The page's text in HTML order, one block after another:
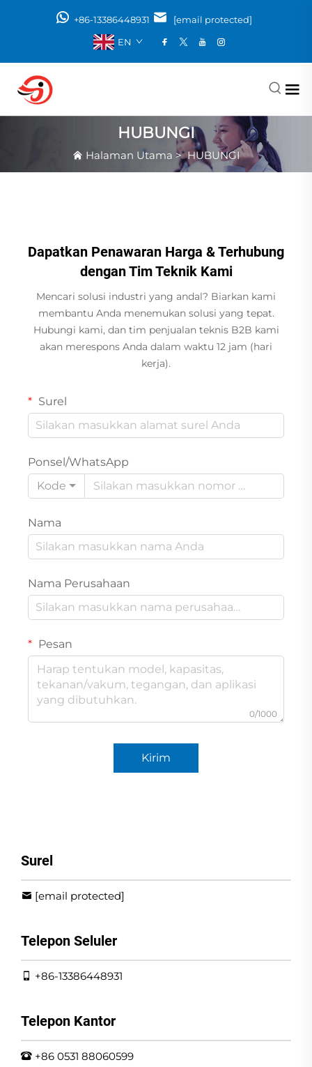
+86-13386448931
[email protected]
EN
HUBUNGI
Halaman Utama >HUBUNGI
Dapatkan Penawaran Harga & Terhubung
dengan Tim Teknik Kami
Mencari solusi industri yang andal? Biarkan kami
membantu Anda menemukan solusi yang tepat.
Hubungi kami, dan tim penjualan teknis B2B kami
akan merespons Anda dalam waktu 12 jam (hari
kerja).
Surel
Ponsel/WhatsApp
Kode
Nama
Nama Perusahaan
Pesan
0/1000
Kirim
Surel
[email protected]
Telepon Seluler
+86-13386448931
Telepon Kantor
+86 0531 88060599